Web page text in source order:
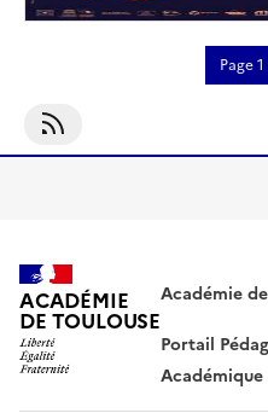
Page 1
S'abonner À Événement
ACADÉMIE
DE TOULOUSE
Académie
Portail
Académique